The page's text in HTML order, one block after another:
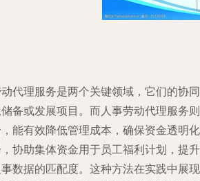
代理服务是两个关键领域，它们的
备或发展项目。而人事劳动代理服
能有效降低管理成本，确保资金透
协助集体资金用于员工福利计划，
数据的匹配度。这种方法在实践中